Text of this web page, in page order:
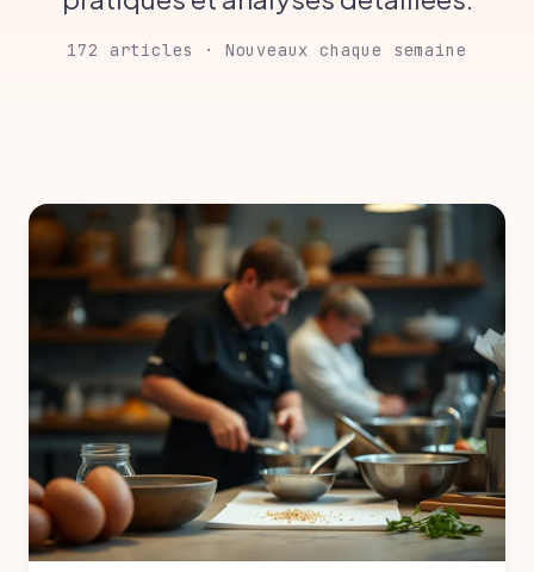
172 articles · Nouveaux chaque semaine